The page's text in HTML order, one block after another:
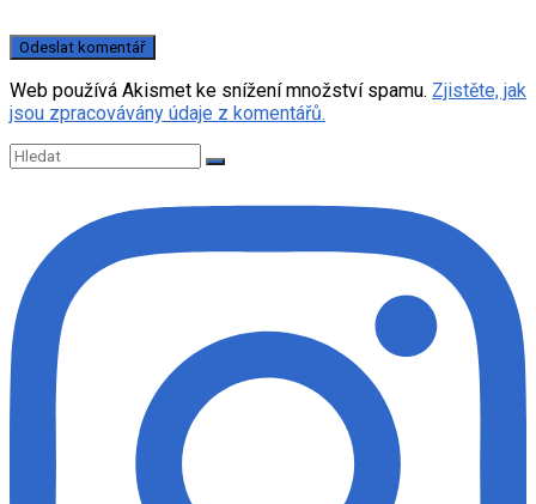
Web používá Akismet ke snížení množství spamu. Zjistěte, jak
jsou zpracovávány údaje z komentářů.